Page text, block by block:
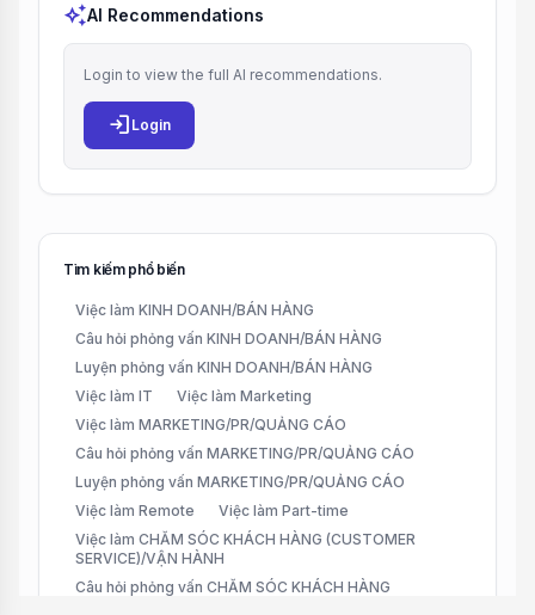
auto_awesomeAI Recommendations
Login to view the full AI recommendations.
login Login
Tìm kiếm phổ biến
Việc làm KINH DOANH/BÁN HÀNG
Câu hỏi phỏng vấn KINH DOANH/BÁN HÀNG
Luyện phỏng vấn KINH DOANH/BÁN HÀNG
Việc làm IT
Việc làm Marketing
Việc làm MARKETING/PR/QUẢNG CÁO
Câu hỏi phỏng vấn MARKETING/PR/QUẢNG CÁO
Luyện phỏng vấn MARKETING/PR/QUẢNG CÁO
Việc làm Remote
Việc làm Part-time
Việc làm CHĂM SÓC KHÁCH HÀNG (CUSTOMER
SERVICE)/VẬN HÀNH
Câu hỏi phỏng vấn CHĂM SÓC KHÁCH HÀNG